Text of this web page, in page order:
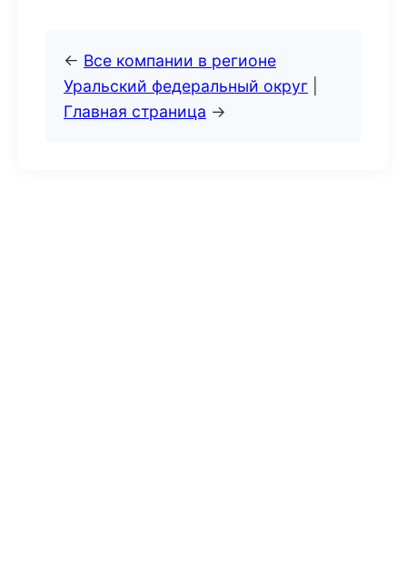
← Все компании в регионе
Уральский федеральный округ
Главная страница →